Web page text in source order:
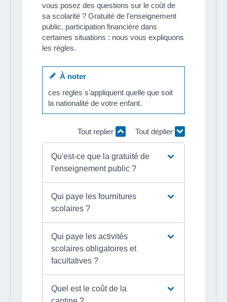
vous posez des questions sur le coût de
sa scolarité ? Gratuité de l'enseignement
public, participation financière dans
certaines situations : nous vous expliquons
les règles.
À noter
ces règles s'appliquent quelle que soit
la nationalité de votre enfant.
Tout replier Tout déplier
Qu'est-ce que la gratuité de
l'enseignement public ?
Qui paye les fournitures
scolaires ?
Qui paye les activités
scolaires obligatoires et
facultatives ?
Quel est le coût de la